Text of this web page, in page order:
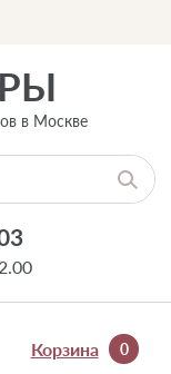
в Москве
Корзина 0